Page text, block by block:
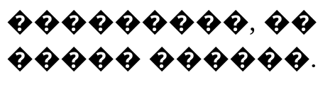
���������,
����� ������.